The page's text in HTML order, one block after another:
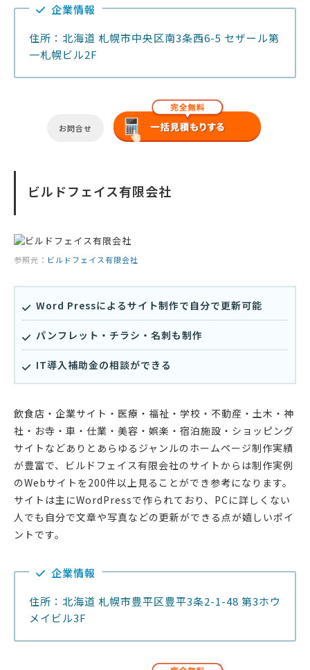
企業情報
住所：北海道 札幌市中央区南3条西6-5 セザール第
一札幌ビル2F
お問合せ
ビルドフェイス有限会社
参照元： ビルドフェイス有限会社
Word Pressによるサイト制作で自分で更新可能
パンフレット・チラシ・名刺も制作
IT導入補助金の相談ができる
飲食店・企業サイト・医療・福祉・学校・不動産・土木・神
社・お寺・車・仕業・美容・娯楽・宿泊施設・ショッピング
サイトなどありとあらゆるジャンルのホームページ制作実績
が豊富で、ビルドフェイス有限会社のサイトからは制作実例
のWebサイトを200件以上見ることができ参考になります。
サイトは主にWordPressで作られており、PCに詳しくない
人でも自分で文章や写真などの更新ができる点が嬉しいポイ
ントです。
企業情報
住所：北海道 札幌市豊平区豊平3条2-1-48 第3ホウ
メイビル3F